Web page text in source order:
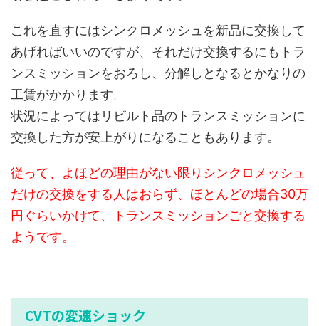
これを直すにはシンクロメッシュを新品に交換して
あげればいいのですが、それだけ交換するにもトラ
ンスミッションをおろし、分解しとなるとかなりの
工賃がかかります。
状況によってはリビルト品のトランスミッションに
交換した方が安上がりになることもあります。
従って、よほどの理由がない限りシンクロメッシュ
だけの交換をする人はおらず、ほとんどの場合30万
円ぐらいかけて、トランスミッションごと交換する
ようです。
CVTの変速ショック